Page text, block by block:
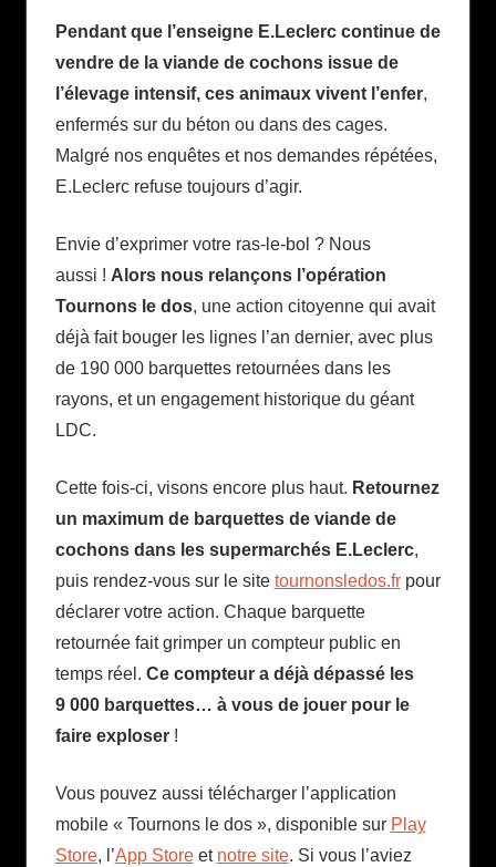
Pendant que l’enseigne E.Leclerc continue de
vendre de la viande de cochons issue de
l’élevage intensif, ces animaux vivent l’enfer,
enfermés sur du béton ou dans des cages.
Malgré nos enquêtes et nos demandes répétées,
E.Leclerc refuse toujours d’agir.
Envie d’exprimer votre ras-le-bol ? Nous
aussi ! Alors nous relançons l’opération
Tournons le dos, une action citoyenne qui avait
déjà fait bouger les lignes l’an dernier, avec plus
de 190 000 barquettes retournées dans les
rayons, et un engagement historique du géant
LDC.
Cette fois-ci, visons encore plus haut. Retournez
un maximum de barquettes de viande de
cochons dans les supermarchés E.Leclerc,
puis rendez-vous sur le site tournonsledos.frpour
déclarer votre action. Chaque barquette
retournée fait grimper un compteur public en
temps réel. Ce compteur a déjà dépassé les
9 000 barquettes… à vous de jouer pour le
faire exploser!
Vous pouvez aussi télécharger l’application
mobile « Tournons le dos », disponible sur Play
Store, l’App Storeet notre site. Si vous l’aviez